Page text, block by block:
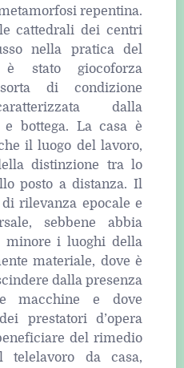
repentina.
cattedrali dei centri
nella pratica del
è stato giocoforza
di condizione
dalla
bottega. La casa è
il luogo del lavoro,
distinzione tra lo
posto a distanza. Il
rilevanza epocale e
sebbene abbia
minore i luoghi della
materiale, dove è
dalla presenza
macchine e dove
prestatori d’opera
del rimedio
telelavoro da casa,